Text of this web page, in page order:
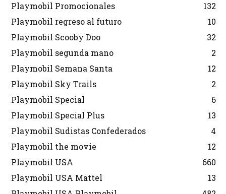
Playmobil Promocionales
132
Playmobil regreso al futuro
10
Playmobil Scooby Doo
32
Playmobil segunda mano
2
Playmobil Semana Santa
12
Playmobil Sky Trails
2
Playmobil Special
6
Playmobil Special Plus
13
Playmobil Sudistas Confederados
4
Playmobil the movie
12
Playmobil USA
660
Playmobil USA Mattel
13